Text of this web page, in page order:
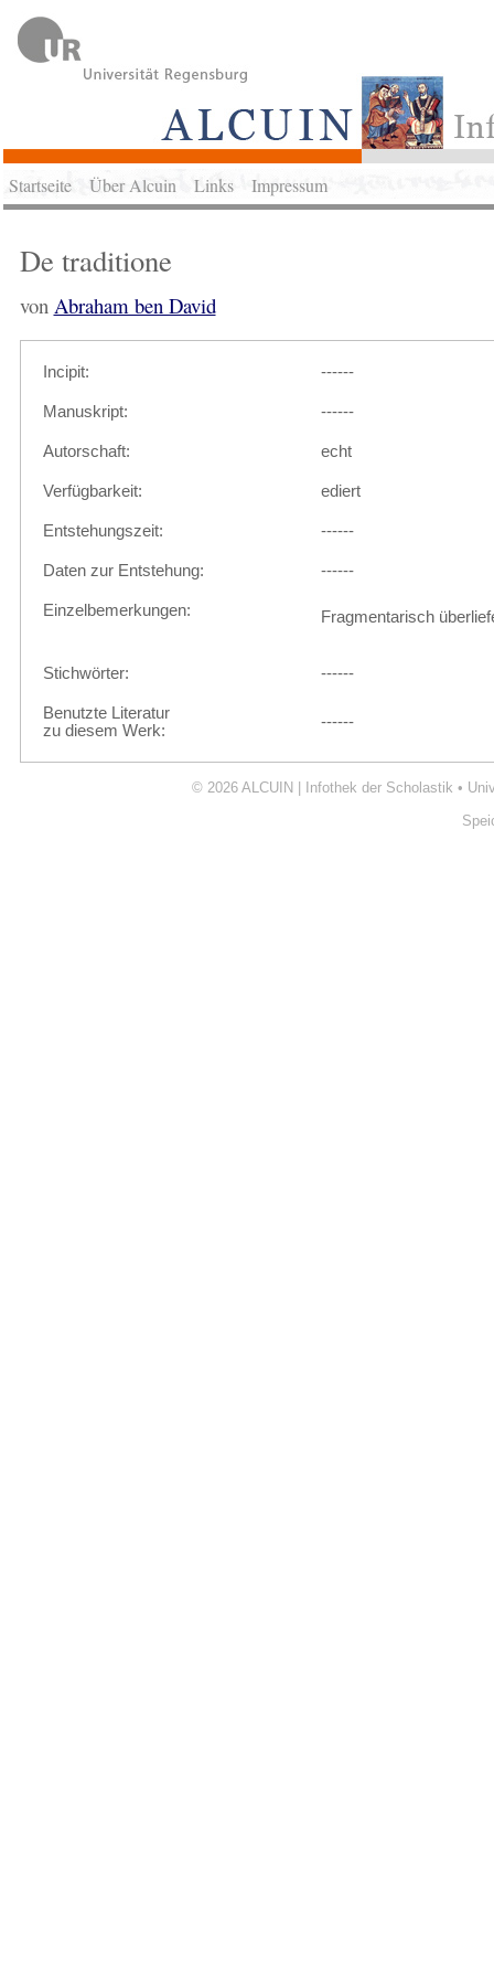
Startseite Über Alcuin Links Impressum
De traditione
von Abraham ben David
Incipit: ------
Manuskript: ------
Autorschaft: echt
Verfügbarkeit: ediert
Entstehungszeit: ------
Daten zur Entstehung: ------
Einzelbemerkungen: Fragmentarisch
Stichwörter: ------
Benutzte Literatur
zu diesem Werk:
------
© 2026 ALCUIN | Infothek der Scholastik •